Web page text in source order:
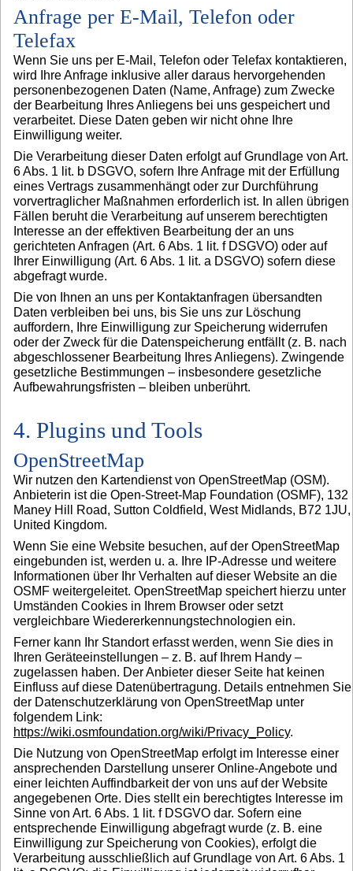
Anfrage per E-Mail, Telefon oder
Telefax
Wenn Sie uns per E-Mail, Telefon oder Telefax kontaktieren,
wird Ihre Anfrage inklusive aller daraus hervorgehenden
personenbezogenen Daten (Name, Anfrage) zum Zwecke
der Bearbeitung Ihres Anliegens bei uns gespeichert und
verarbeitet. Diese Daten geben wir nicht ohne Ihre
Einwilligung weiter.
Die Verarbeitung dieser Daten erfolgt auf Grundlage von Art.
6 Abs. 1 lit. b DSGVO, sofern Ihre Anfrage mit der Erfüllung
eines Vertrags zusammenhängt oder zur Durchführung
vorvertraglicher Maßnahmen erforderlich ist. In allen übrigen
Fällen beruht die Verarbeitung auf unserem berechtigten
Interesse an der effektiven Bearbeitung der an uns
gerichteten Anfragen (Art. 6 Abs. 1 lit. f DSGVO) oder auf
Ihrer Einwilligung (Art. 6 Abs. 1 lit. a DSGVO) sofern diese
abgefragt wurde.
Die von Ihnen an uns per Kontaktanfragen übersandten
Daten verbleiben bei uns, bis Sie uns zur Löschung
auffordern, Ihre Einwilligung zur Speicherung widerrufen
oder der Zweck für die Datenspeicherung entfällt (z. B. nach
abgeschlossener Bearbeitung Ihres Anliegens). Zwingende
gesetzliche Bestimmungen – insbesondere gesetzliche
Aufbewahrungsfristen – bleiben unberührt.
4. Plugins und Tools
OpenStreetMap
Wir nutzen den Kartendienst von OpenStreetMap (OSM).
Anbieterin ist die Open-Street-Map Foundation (OSMF), 132
Maney Hill Road, Sutton Coldfield, West Midlands, B72 1JU,
United Kingdom.
Wenn Sie eine Website besuchen, auf der OpenStreetMap
eingebunden ist, werden u. a. Ihre IP-Adresse und weitere
Informationen über Ihr Verhalten auf dieser Website an die
OSMF weitergeleitet. OpenStreetMap speichert hierzu unter
Umständen Cookies in Ihrem Browser oder setzt
vergleichbare Wiedererkennungstechnologien ein.
Ferner kann Ihr Standort erfasst werden, wenn Sie dies in
Ihren Geräteeinstellungen – z. B. auf Ihrem Handy –
zugelassen haben. Der Anbieter dieser Seite hat keinen
Einfluss auf diese Datenübertragung. Details entnehmen Sie
der Datenschutzerklärung von OpenStreetMap unter
folgendem Link:
https://wiki.osmfoundation.org/wiki/Privacy_Policy.
Die Nutzung von OpenStreetMap erfolgt im Interesse einer
ansprechenden Darstellung unserer Online-Angebote und
einer leichten Auffindbarkeit der von uns auf der Website
angegebenen Orte. Dies stellt ein berechtigtes Interesse im
Sinne von Art. 6 Abs. 1 lit. f DSGVO dar. Sofern eine
entsprechende Einwilligung abgefragt wurde (z. B. eine
Einwilligung zur Speicherung von Cookies), erfolgt die
Verarbeitung ausschließlich auf Grundlage von Art. 6 Abs. 1